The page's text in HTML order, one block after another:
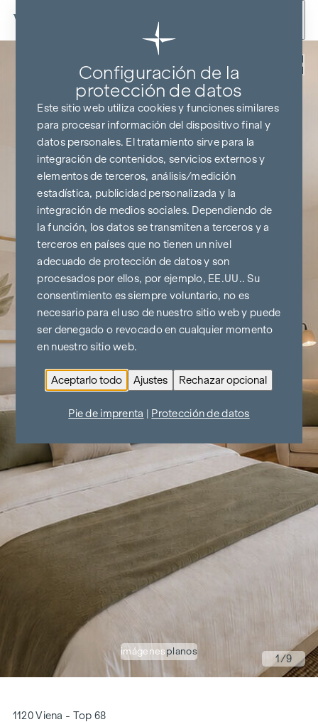
Ir al contenido
imágenes planos
1/9
1120 Viena - Top 68
Configuración de la
protección de datos
Este sitio web utiliza cookies y funciones similares
para procesar información del dispositivo final y
datos personales. El tratamiento sirve para la
integración de contenidos, servicios externos y
elementos de terceros, análisis/medición
estadística, publicidad personalizada y la
integración de medios sociales. Dependiendo de
la función, los datos se transmiten a terceros y a
terceros en países que no tienen un nivel
adecuado de protección de datos y son
procesados por ellos, por ejemplo, EE.UU.. Su
consentimiento es siempre voluntario, no es
necesario para el uso de nuestro sitio web y puede
ser denegado o revocado en cualquier momento
en nuestro sitio web.
Aceptarlo todo Ajustes Rechazar opcional
Pie de imprenta Protección de datos